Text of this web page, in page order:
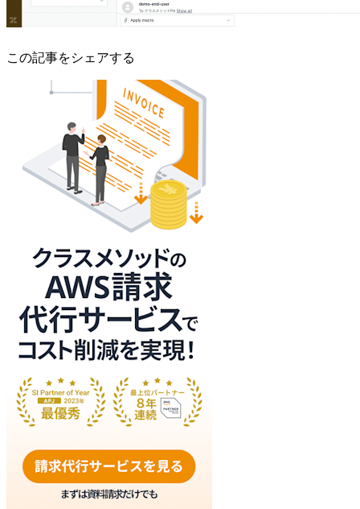
この記事をシェアする